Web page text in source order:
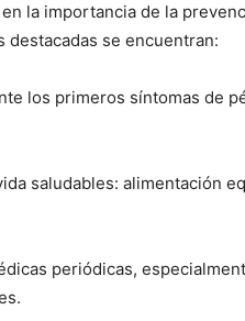
la importancia de la
destacadas se encuentran:
los primeros síntomas de
saludables: alimentación
periódicas,